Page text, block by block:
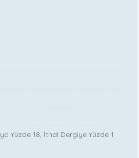
Yüzde 18, İthal Dergiye Yüzde 1